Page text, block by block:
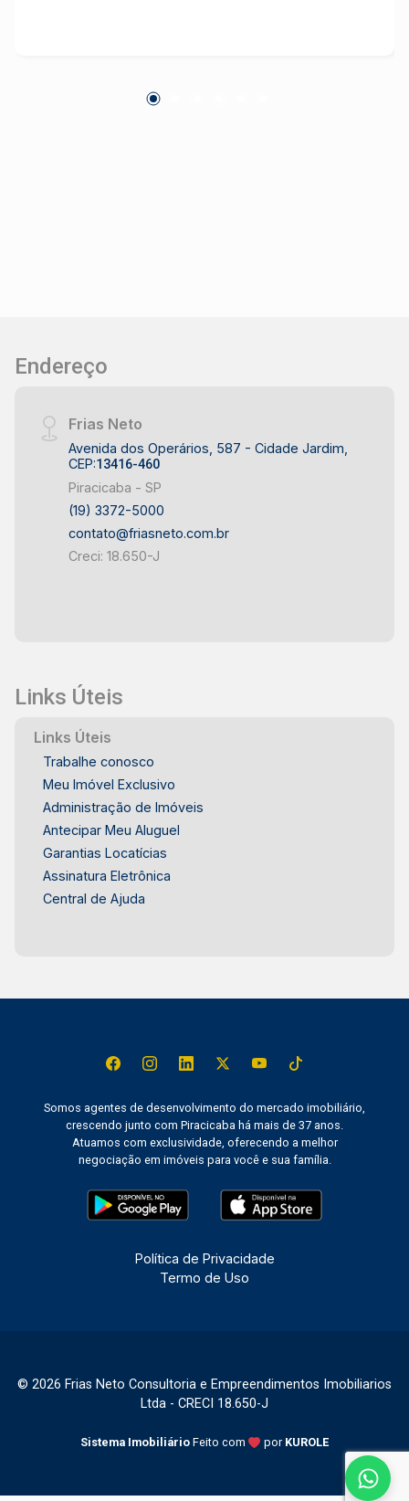
Endereço
Frias Neto
Avenida dos Operários, 587 - Cidade Jardim,
CEP:13416-460
Piracicaba - SP
(19) 3372-5000
contato@friasneto.com.br
Creci: 18.650-J
Links Úteis
Links Úteis
Trabalhe conosco
Meu Imóvel Exclusivo
Administração de Imóveis
Antecipar Meu Aluguel
Garantias Locatícias
Assinatura Eletrônica
Central de Ajuda
Somos agentes de desenvolvimento do mercado imobiliário,
crescendo junto com Piracicaba há mais de 37 anos.
Atuamos com exclusividade, oferecendo a melhor
negociação em imóveis para você e sua família.
Política de Privacidade
Termo de Uso
© 2026 Frias Neto Consultoria e Empreendimentos Imobiliarios
Ltda - CRECI 18.650-J
Sistema Imobiliário Feito com por KUROLE